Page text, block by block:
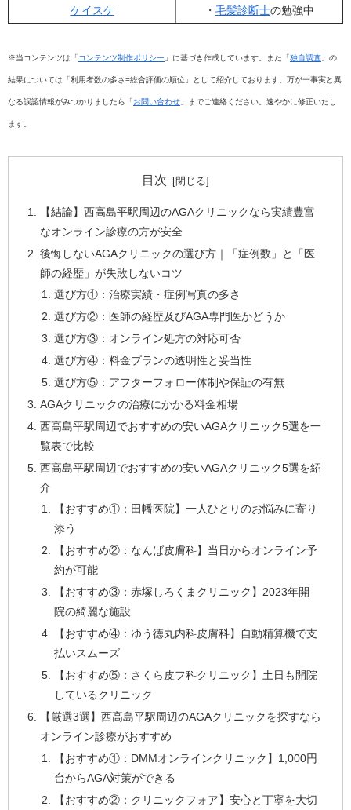
ケイスケ
・ 毛髪診断士の勉強中
※当コンテンツは「 コンテンツ制作ポリシー 」に基づき作成しています。また「 独自調査 」の
結果については「利用者数の多さ=総合評価の順位」として紹介しております。万が一事実と異
なる誤認情報がみつかりましたら「 お問い合わせ 」までご連絡ください。速やかに修正いたし
ます。
目次
【結論】西高島平駅周辺のAGAクリニックなら実績豊富
なオンライン診療の方が安全
後悔しないAGAクリニックの選び方｜「症例数」と「医
師の経歴」が失敗しないコツ
選び方①：治療実績・症例写真の多さ
選び方②：医師の経歴及びAGA専門医かどうか
選び方③：オンライン処方の対応可否
選び方④：料金プランの透明性と妥当性
選び方⑤：アフターフォロー体制や保証の有無
AGAクリニックの治療にかかる料金相場
西高島平駅周辺でおすすめの安いAGAクリニック5選を一
覧表で比較
西高島平駅周辺でおすすめの安いAGAクリニック5選を紹
介
【おすすめ①：田幡医院】一人ひとりのお悩みに寄り
添う
【おすすめ②：なんば皮膚科】当日からオンライン予
約が可能
【おすすめ③：赤塚しろくまクリニック】2023年開
院の綺麗な施設
【おすすめ④：ゆう徳丸内科皮膚科】自動精算機で支
払いスムーズ
【おすすめ⑤：さくら皮フ科クリニック】土日も開院
しているクリニック
【厳選3選】西高島平駅周辺のAGAクリニックを探すなら
オンライン診療がおすすめ
【おすすめ①：DMMオンラインクリニック】1,000円
台からAGA対策ができる
【おすすめ②：クリニックフォア】安心と丁寧を大切